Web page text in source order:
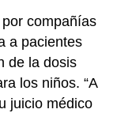
compañías
a pacientes
de la dosis
los niños. “A
juicio médico